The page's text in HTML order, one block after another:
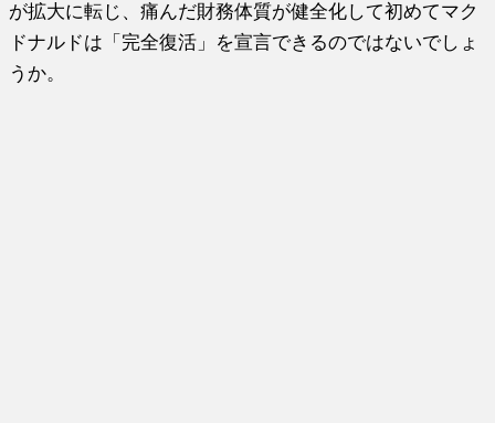
が拡大に転じ、痛んだ財務体質が健全化して初めてマク
ドナルドは「完全復活」を宣言できるのではないでしょ
うか。